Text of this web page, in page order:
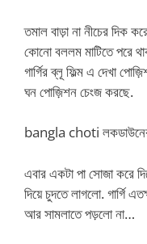
তমাল বাড়া না নীচের দিক
কোনো বললম মাটিতে পরে
গার্গির ব্লূ ফিল্ম এ দেখা
ঘন পোজ়িশন চেংজ করছে.
bangla choti লকডাউনের
এবার একটা পা সোজা করে
দিয়ে চুদতে লাগলো. গার্গি
আর সামলাতে পড়লো না…